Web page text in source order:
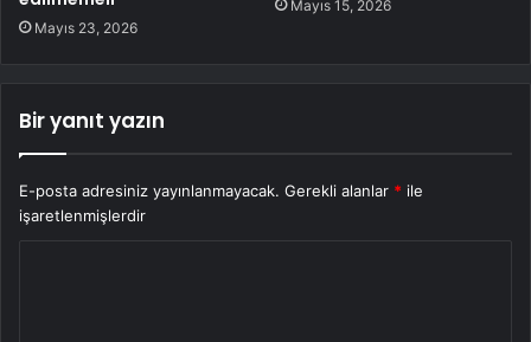
Mayıs 23, 2026
Mayıs 15, 2026
Bir yanıt yazın
E-posta adresiniz yayınlanmayacak. Gerekli alanlar * ile
işaretlenmişlerdir